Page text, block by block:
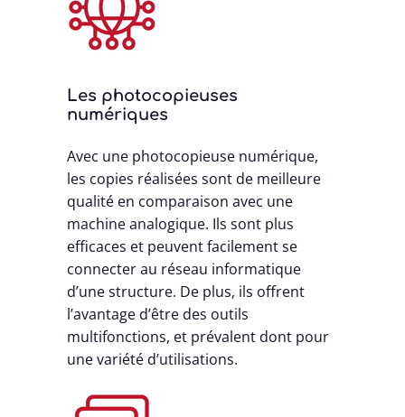
Les photocopieuses
numériques
Avec une photocopieuse numérique,
les copies réalisées sont de meilleure
qualité en comparaison avec une
machine analogique. Ils sont plus
efficaces et peuvent facilement se
connecter au réseau informatique
d’une structure. De plus, ils offrent
l’avantage d’être des outils
multifonctions, et prévalent dont pour
une variété d’utilisations.